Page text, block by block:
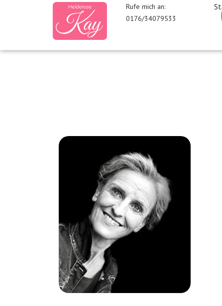
Rufe mich an:
0176/34079533